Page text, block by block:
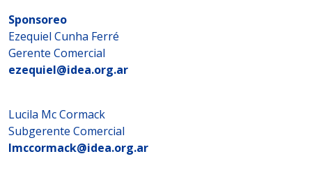
Sponsoreo
Ezequiel Cunha Ferré
Gerente Comercial
ezequiel@idea.org.ar
Lucila Mc Cormack
Subgerente Comercial
lmccormack@idea.org.ar